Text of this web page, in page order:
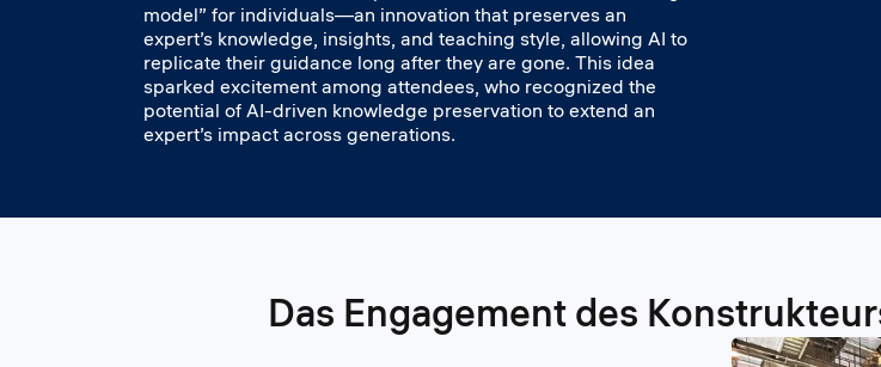
model” for individuals—an innovation that preserves an
expert’s knowledge, insights, and teaching style, allowing AI to
replicate their guidance long after they are gone. This idea
sparked excitement among attendees, who recognized the
potential of AI-driven knowledge preservation to extend an
expert’s impact across generations.
Das Engagement des